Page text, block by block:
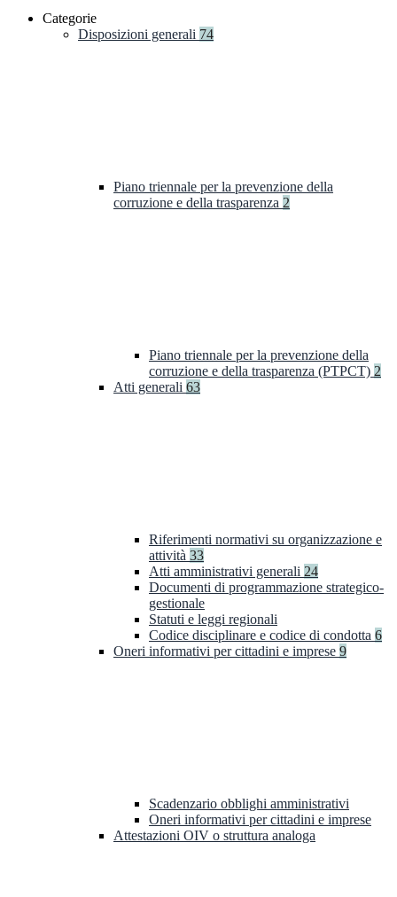
Categorie
Disposizioni generali 74
Piano triennale per la prevenzione della
corruzione e della trasparenza 2
Piano triennale per la prevenzione della
corruzione e della trasparenza (PTPCT) 2
Atti generali 63
Riferimenti normativi su organizzazione e
attività 33
Atti amministrativi generali 24
Documenti di programmazione strategico-
gestionale
Statuti e leggi regionali
Codice disciplinare e codice di condotta 6
Oneri informativi per cittadini e imprese 9
Scadenzario obblighi amministrativi
Oneri informativi per cittadini e imprese
Attestazioni OIV o struttura analoga